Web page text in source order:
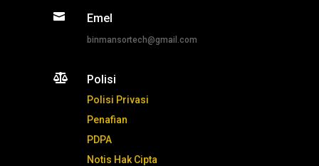
 Emel
binmansortech@gmail.com
 Polisi
Polisi Privasi
Penafian
PDPA
Notis Hak Cipta